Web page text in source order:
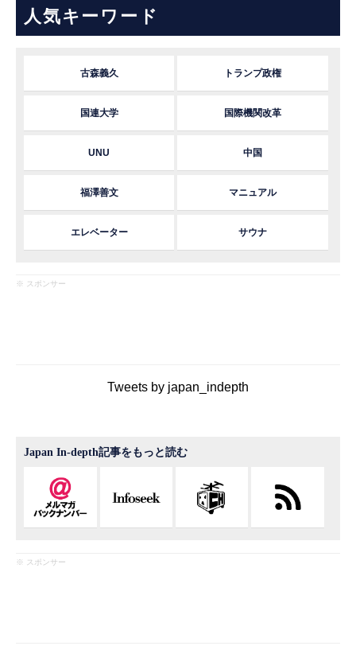
人気キーワード
古森義久 トランプ政権
国連大学 国際機関改革
UNU 中国
福澤善文 マニュアル
エレベーター サウナ
※ スポンサー
Tweets by japan_indepth
Japan In-depth記事をもっと読む
※ スポンサー